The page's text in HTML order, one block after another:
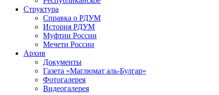
Структура
Справка о РДУМ
История РДУМ
Муфтии России
Мечети России
Архив
Документы
Газета «Маглюмат аль-Булгар»
Фотогалерея
Видеогалерея